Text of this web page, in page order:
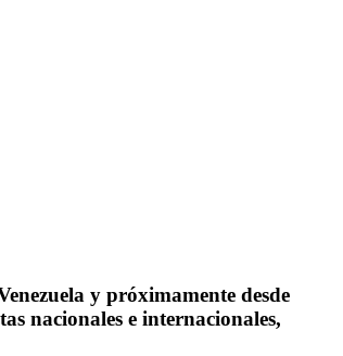
y próximamente desde
nacionales e internacionales,